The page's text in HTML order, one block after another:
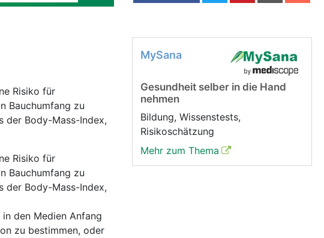
Risiko für
Bauchumfang zu
der Body-Mass-Index,
Risiko für
Bauchumfang zu
der Body-Mass-Index,
den Medien Anfang
zu bestimmen, oder
MySana
Gesundheit selber in die Hand
nehmen
Bildung, Wissenstests,
Risikoschätzung
Mehr zum Thema